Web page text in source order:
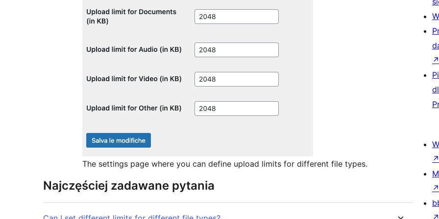
The settings page where you can define upload limits for different file types.
Najczęściej zadawane pytania
↗
↗
↗